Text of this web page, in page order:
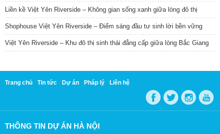
Liền kề Việt Yên Riverside – Không gian sống xanh giữa lòng đô thị
Shophouse Việt Yên Riverside – Điểm sáng đầu tư sinh lời bền vững
Việt Yên Riverside – Khu đô thị sinh thái đẳng cấp giữa lòng Bắc Giang
Trang chủ Tin tức Dự án Pháp lý Liên hệ
THÔNG TIN DỰ ÁN HÀ NỘI